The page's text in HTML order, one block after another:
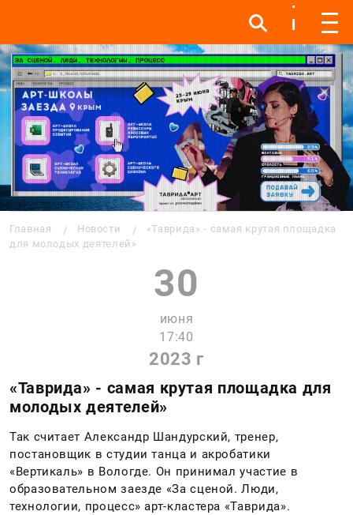
Инфо Инфо Меню
Главная Новости
«Таврида» - самая крутая площадка
для молодых деятелей»
30
июня
17:40
2023 г
«Таврида» - самая крутая площадка для
молодых деятелей»
Так считает Александр Шандурский, тренер,
постановщик в студии танца и акробатики
«Вертикаль» в Вологде. Он принимал участие в
образовательном заезде «За сценой. Люди,
технологии, процесс» арт-кластера «Таврида».